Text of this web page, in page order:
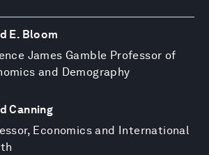
E. Bloom
James Gamble Professor of
and Demography
Canning
Economics and International